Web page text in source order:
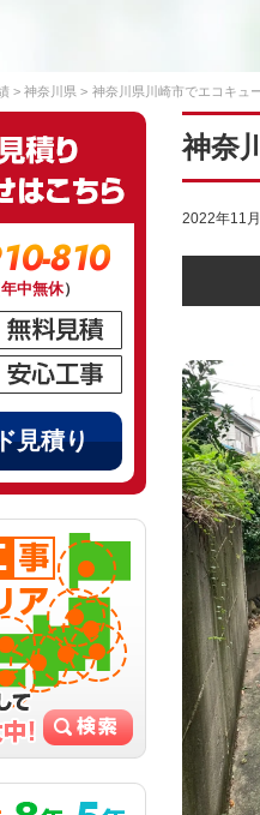
神奈川県 神奈川県川崎市でエコキュ
神奈
2022年11
810
年中無休）
見積り